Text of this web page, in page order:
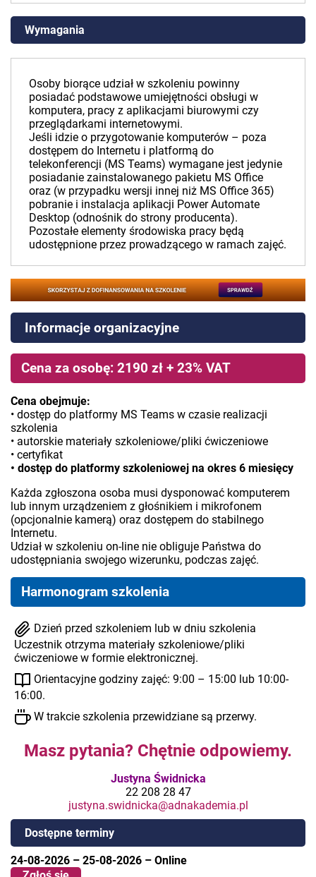
Wymagania
Osoby biorące udział w szkoleniu powinny
posiadać podstawowe umiejętności obsługi w
komputera, pracy z aplikacjami biurowymi czy
przeglądarkami internetowymi.
Jeśli idzie o przygotowanie komputerów – poza
dostępem do Internetu i platformą do
telekonferencji (MS Teams) wymagane jest jedynie
posiadanie zainstalowanego pakietu MS Office
oraz (w przypadku wersji innej niż MS Office 365)
pobranie i instalacja aplikacji Power Automate
Desktop (odnośnik do strony producenta).
Pozostałe elementy środowiska pracy będą
udostępnione przez prowadzącego w ramach zajęć.
Informacje organizacyjne
Cena za osobę: 2190 zł + 23% VAT
Cena obejmuje:
• dostęp do platformy MS Teams w czasie realizacji
szkolenia
• autorskie materiały szkoleniowe/pliki ćwiczeniowe
• certyfikat
• dostęp do platformy szkoleniowej na okres 6 miesięcy
Każda zgłoszona osoba musi dysponować komputerem
lub innym urządzeniem z głośnikiem i mikrofonem
(opcjonalnie kamerą) oraz dostępem do stabilnego
Internetu.
Udział w szkoleniu on-line nie obliguje Państwa do
udostępniania swojego wizerunku, podczas zajęć.
Harmonogram szkolenia
Dzień przed szkoleniem lub w dniu szkolenia
Uczestnik otrzyma materiały szkoleniowe/pliki
ćwiczeniowe w formie elektronicznej.
Orientacyjne godziny zajęć: 9:00 – 15:00 lub 10:00-
16:00.
W trakcie szkolenia przewidziane są przerwy.
Masz pytania? Chętnie odpowiemy.
Justyna Świdnicka
22 208 28 47
justyna.swidnicka@adnakademia.pl
Dostępne terminy
24-08-2026 – 25-08-2026 – Online